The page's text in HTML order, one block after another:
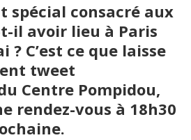
spécial consacré aux
il avoir lieu à Paris
? C’est ce que laisse
tweet
Centre Pompidou,
rendez-vous à 18h30